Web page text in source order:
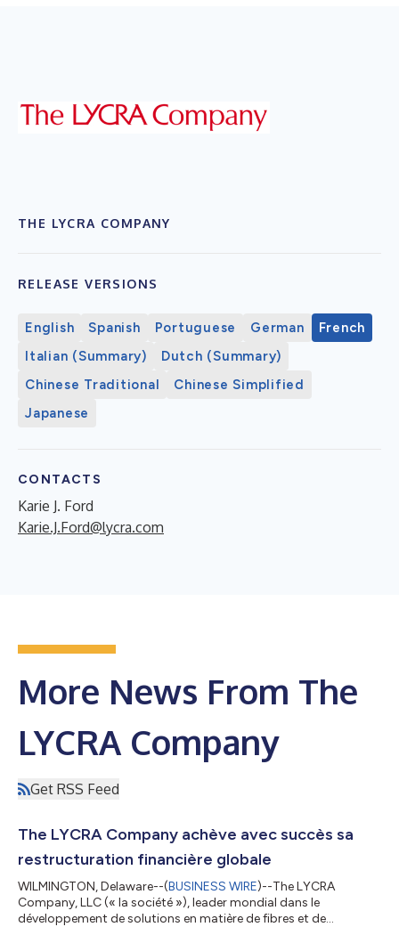
THE LYCRA COMPANY
RELEASE VERSIONS
English Spanish Portuguese German
French
Italian (Summary)
Dutch (Summary)
Chinese Traditional
Chinese Simplified
Japanese
CONTACTS
Karie J. Ford
Karie.J.Ford@lycra.com
More News From The
LYCRA Company
Get RSS Feed
The LYCRA Company achève avec succès sa
restructuration financière globale
WILMINGTON, Delaware--(BUSINESS WIRE)--The LYCRA
Company, LLC (« la société »), leader mondial dans le
développement de solutions en matière de fibres et de